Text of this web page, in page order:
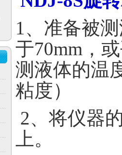
1、准备被
于70mm ，
测液体的温
粘度）
2、将仪器
上。